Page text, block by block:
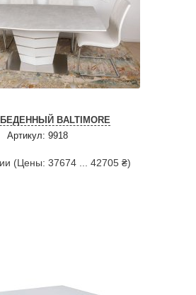
BALTIMORE
Артикул: 9918
(Цены: 37674 ... 42705 ₴)